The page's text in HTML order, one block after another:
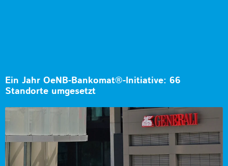
Ein Jahr OeNB-Bankomat®-Initiative: 66
Standorte umgesetzt